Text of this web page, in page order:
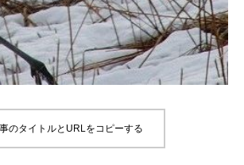
のタイトルとURLをコピーする